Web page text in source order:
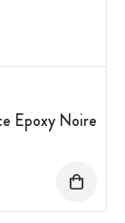
Epoxy Noire